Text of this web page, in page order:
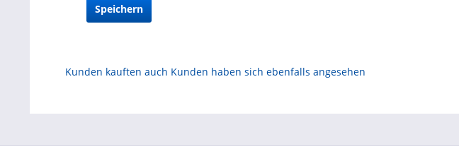
Speichern
Kunden kauften auch Kunden haben sich ebenfalls angesehen